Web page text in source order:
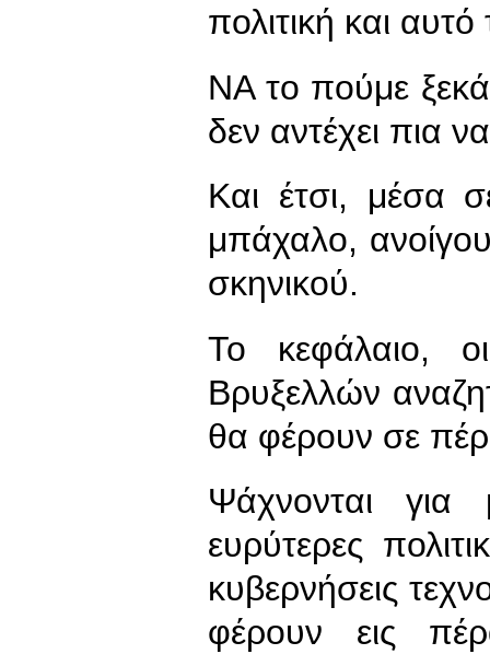
πολιτική και
ΝΑ το πούμε
δεν αντέχει πια
Και έτσι, μέσα
μπάχαλο,
σκηνικού.
Το κεφάλαιο,
Βρυξελλών
θα φέρουν σε
Ψάχνονται για
ευρύτερες
κυβερνήσεις
φέρουν εις